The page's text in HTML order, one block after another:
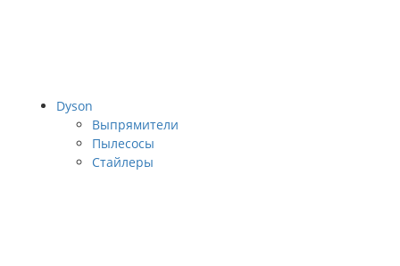
Dyson
Выпрямители
Пылесосы
Стайлеры